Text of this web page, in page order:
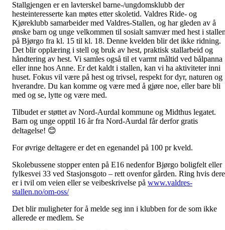
Stallgjengen er en lavterskel barne-/ungdomsklubb der
hesteinteresserte kan møtes etter skoletid. Valdres Ride- og
Kjøreklubb samarbeider med Valdres-Stallen, og har gleden av å
ønske barn og unge velkommen til sosialt samvær med hest i
på Bjørgo fra kl. 15 til kl. 18. Denne kvelden blir det ikke ridning.
Det blir opplæring i stell og bruk av hest, praktisk stallarbeid og
håndtering av hest. Vi samles også til et varmt måltid ved bålpanna
eller inne hos Anne. Er det kaldt i stallen, kan vi ha aktiviteter inni
huset. Fokus vil være på hest og trivsel, respekt for dyr, naturen og
hverandre. Du kan komme og være med å gjøre noe, eller bare bli
med og se, lytte og være med.
Tilbudet er støttet av Nord-Aurdal kommune og Midthus legatet.
Barn og unge opptil 16 år fra Nord-Aurdal får derfor gratis
deltagelse! 😊
For øvrige deltagere er det en egenandel på 100 pr kveld.
Skolebussene stopper enten på E16 nedenfor Bjørgo boligfelt eller
fylkesvei 33 ved Stasjonsgoto – rett ovenfor gården. Ring hvis dere
er i tvil om veien eller se veibeskrivelse på www.valdres-
stallen.no/om-oss/
Det blir muligheter for å melde seg inn i klubben for de som ikke
allerede er medlem. Se